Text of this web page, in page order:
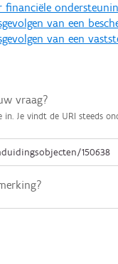
financiële
van een
van een
vraag?
in. Je vindt de URI steeds